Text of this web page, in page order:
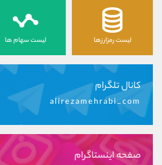
لیست رمزارزها لیست سهام ها
کانال تلگرام
alirezamehrabi_com
صفحه اینستاگرام